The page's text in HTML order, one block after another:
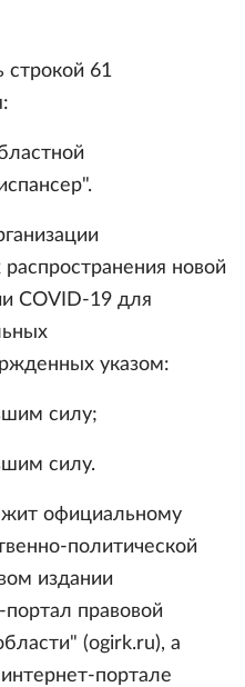
строкой 61
новой
COVID-19 для
указом:
силу;
силу.
официальному
политической
издании
правовой
(ogirk.ru), а
портале